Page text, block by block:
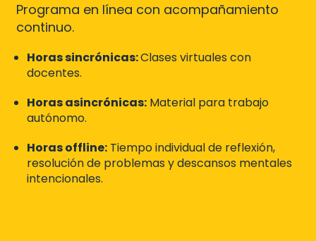
Programa en línea con acompañamiento
continuo.
Horas sincrónicas:Clases virtuales con
docentes.
Horas asincrónicas: Material para trabajo
autónomo.
Horas offline: Tiempo individual de reflexión,
resolución de problemas y descansos mentales
intencionales.